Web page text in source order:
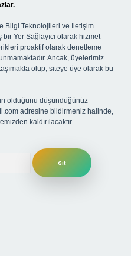
Bilgi Teknolojileri ve İletişim
bir Yer Sağlayıcı olarak hizmet
proaktif olarak denetleme
Ancak, üyelerimiz
olup, siteye üye olarak bu
olduğunu düşündüğünüz
adresine bildirmeniz halinde,
kaldırılacaktır.